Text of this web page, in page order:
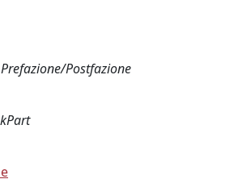
Postfazione